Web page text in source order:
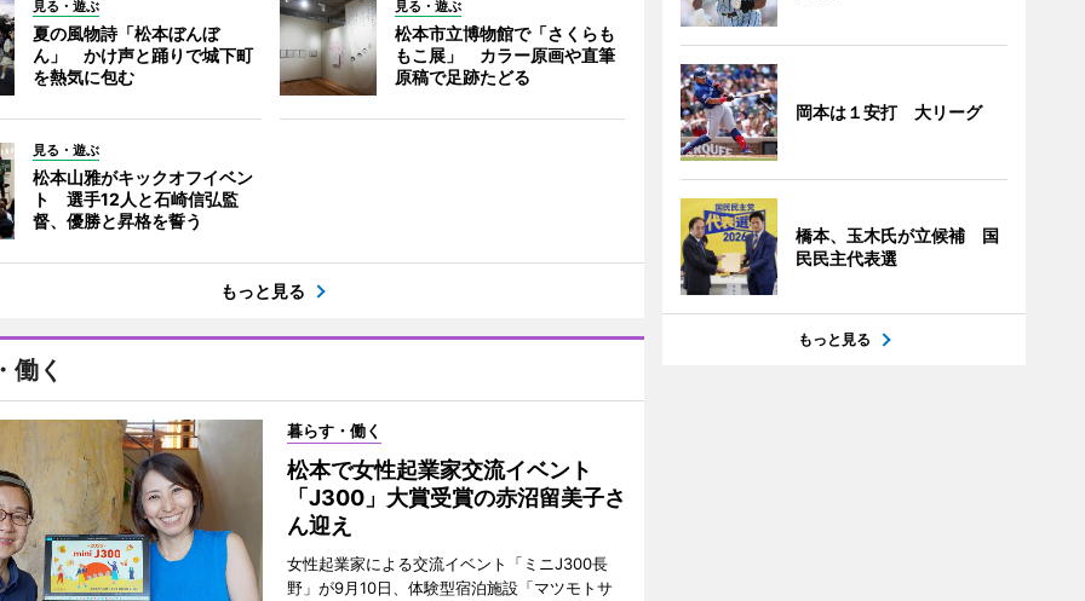
見る・遊ぶ
夏の風物詩「松本ぼんぼ
ん」 かけ声と踊りで城下町
を熱気に包む
見る・遊ぶ
松本市立博物館で「さくらも
もこ展」 カラー原画や直筆
原稿で足跡たどる
見る・遊ぶ
松本山雅がキックオフイベン
ト 選手12人と石崎信弘監
督、優勝と昇格を誓う
もっと見る
働く
暮らす・働く
松本で女性起業家交流イベント
「J300」大賞受賞の赤沼留美子さ
ん迎え
女性起業家による交流イベント「ミニJ300長
野」が9月10日、体験型宿泊施設「マツモトサ
岡本は１安打 大リーグ
橋本、玉木氏が立候補 国
民民主代表選
もっと見る